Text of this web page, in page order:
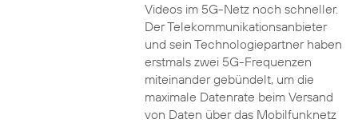
Videos im 5G-Netz noch schneller.
Der Telekommunikationsanbieter
und sein Technologiepartner haben
erstmals zwei 5G-Frequenzen
miteinander gebündelt, um die
maximale Datenrate beim Versand
von Daten über das Mobilfunknetz